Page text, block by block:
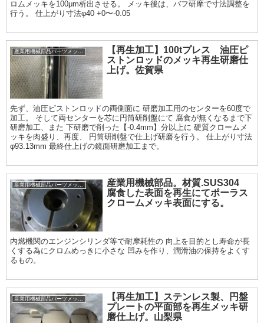
ロムメッキを100μm析出させる。 メッキ後は、バフ研摩で寸法調整を
行う。 仕上がり寸法φ40 +0〜-0.05
産業用機械部品パーツメッキ加工履歴
【再生加工】100tプレス 油圧ピ
ストンロッドのメッキ再生研磨仕
上げ。佐賀県
先ず、油圧ピストンロッドの両側面に 研磨加工用のセンターを60度で
加工。 そして両センターを芯に円筒研削盤にて 腐食が無くなるまで下
研磨加工、また 下研磨で削った【-0.4mm】分以上に 硬質クロームメ
ッキを肉盛り、再度、 円筒研削盤で仕上げ研磨を行う。 仕上がり寸法
φ93.13mm 最終仕上げの鏡面研磨加工まで。
産業用機械部品。材質.SUS304
腐食した表面を再生にてポーラス
クロームメッキ表面にする。
内燃機関のエンジンシリンダ等で耐摩耗性の 向上を目的とし寿命が長
くする為にクロムめっきに小さな 凹みを作り、潤滑油の保持をよくす
るもの。
【再生加工】ステンレス製、円盤
プレートの平面部を再生メッキ研
磨仕上げ。山梨県